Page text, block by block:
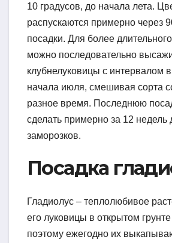
10 градусов, до начала лета.
распускаются примерно через
посадки. Для более
можно последовательно
клубнелуковицы с интервалом
начала июля, смешивая сорта
разное время. Последнюю
сделать примерно за 12
заморозков.
Посадка
Гладиолус – теплолюбивое
его луковицы в открытом
поэтому ежегодно их